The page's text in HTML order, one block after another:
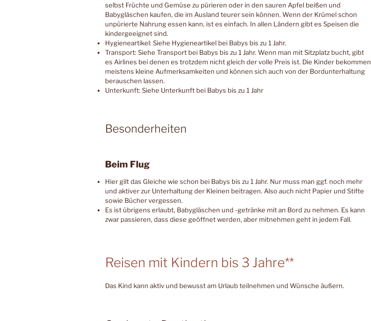
selbst Früchte und Gemüse zu pürieren oder in den sauren Apfel beißen und
Babygläschen kaufen, die im Ausland teurer sein können. Wenn der Krümel schon
unpürierte Nahrung essen kann, ist es einfach. In allen Ländern gibt es Speisen die
kindergeeignet sind.
Hygieneartikel: Siehe Hygieneartikel bei Babys bis zu 1 Jahr.
Transport: Siehe Transport bei Babys bis zu 1 Jahr. Wenn man mit Sitzplatz bucht, gibt
es Airlines bei denen es trotzdem nicht gleich der volle Preis ist. Die Kinder bekommen
meistens kleine Aufmerksamkeiten und können sich auch von der Bordunterhaltung
berauschen lassen.
Unterkunft: Siehe Unterkunft bei Babys bis zu 1 Jahr
Besonderheiten
Beim Flug
Hier gilt das Gleiche wie schon bei Babys bis zu 1 Jahr. Nur muss man ggf. noch mehr
und aktiver zur Unterhaltung der Kleinen beitragen. Also auch nicht Papier und Stifte
sowie Bücher vergessen.
Es ist übrigens erlaubt, Babygläschen und -getränke mit an Bord zu nehmen. Es kann
zwar passieren, dass diese geöffnet werden, aber mitnehmen geht in jedem Fall.
Reisen mit Kindern bis 3 Jahre**
Das Kind kann aktiv und bewusst am Urlaub teilnehmen und Wünsche äußern.